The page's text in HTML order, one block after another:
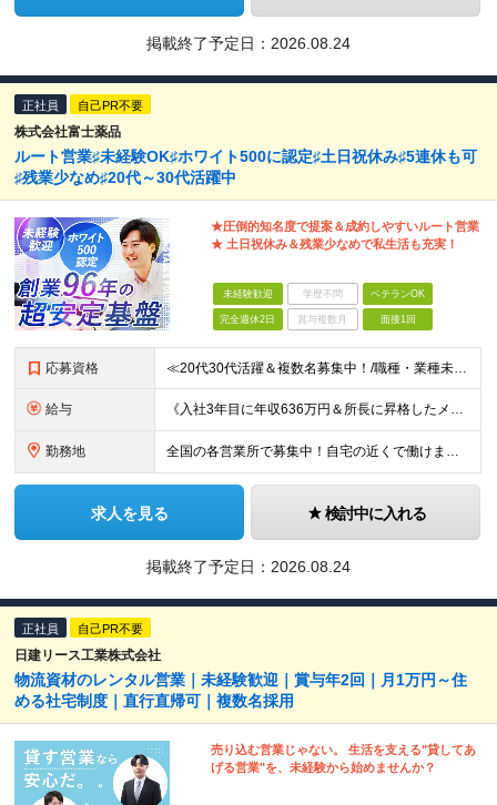
掲載終了予定日： 2026.08.24
正社員 自己PR不要
株式会社富士薬品
ルート営業♯未経験OK♯ホワイト500に認定♯土日祝休み♯5連休も可
♯残業少なめ♯20代～30代活躍中
★圧倒的知名度で提案＆成約しやすいルート営業
★ 土日祝休み＆残業少なめで私生活も充実！
未経験歓迎 学歴不問 ベテランOK
完全週休2日 賞与複数月 面接1回
応募資格 ≪20代30代活躍＆複数名募集中！/職種・業種未経験大歓迎/第二新卒OK≫ ◎普通自動車免許（AT限定可）をお持ちの方 └お客様先へ訪問するため、問題なく運転ができる方を想定しています。 ◎高卒以上
給与 《入社3年目に年収636万円＆所長に昇格したメンバーも！》 ◆月給245,796円～269,205円+営業実績手当+諸手当 ※試用期間3ヶ月(待遇同一) ※固定残業代(22.5時間分/35,796円～
勤務地 全国の各営業所で募集中！自宅の近くで働けます。 ※住所は一部の営業所のみ載せています ★詳細は以下のリンクをご覧ください https://www.fujiyakuhin.co.jp/shop/eig
求人を見る 検討中に入れる
掲載終了予定日： 2026.08.24
正社員 自己PR不要
日建リース工業株式会社
物流資材のレンタル営業｜未経験歓迎｜賞与年2回｜月1万円～住
める社宅制度｜直行直帰可｜複数名採用
売り込む営業じゃない。 生活を支える"貸してあ
げる営業"を、未経験から始めませんか？